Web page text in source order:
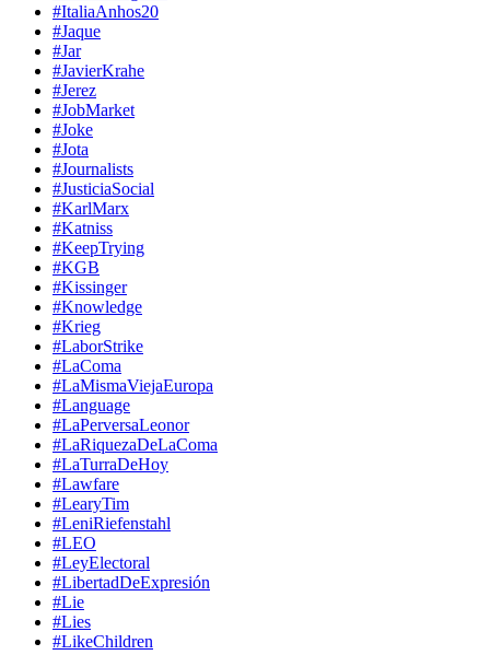
#ItaliaAnhos20
#Jaque
#Jar
#JavierKrahe
#Jerez
#JobMarket
#Joke
#Jota
#Journalists
#JusticiaSocial
#KarlMarx
#Katniss
#KeepTrying
#KGB
#Kissinger
#Knowledge
#Krieg
#LaborStrike
#LaComa
#LaMismaViejaEuropa
#Language
#LaPerversaLeonor
#LaRiquezaDeLaComa
#LaTurraDeHoy
#Lawfare
#LearyTim
#LeniRiefenstahl
#LEO
#LeyElectoral
#LibertadDeExpresión
#Lie
#Lies
#LikeChildren